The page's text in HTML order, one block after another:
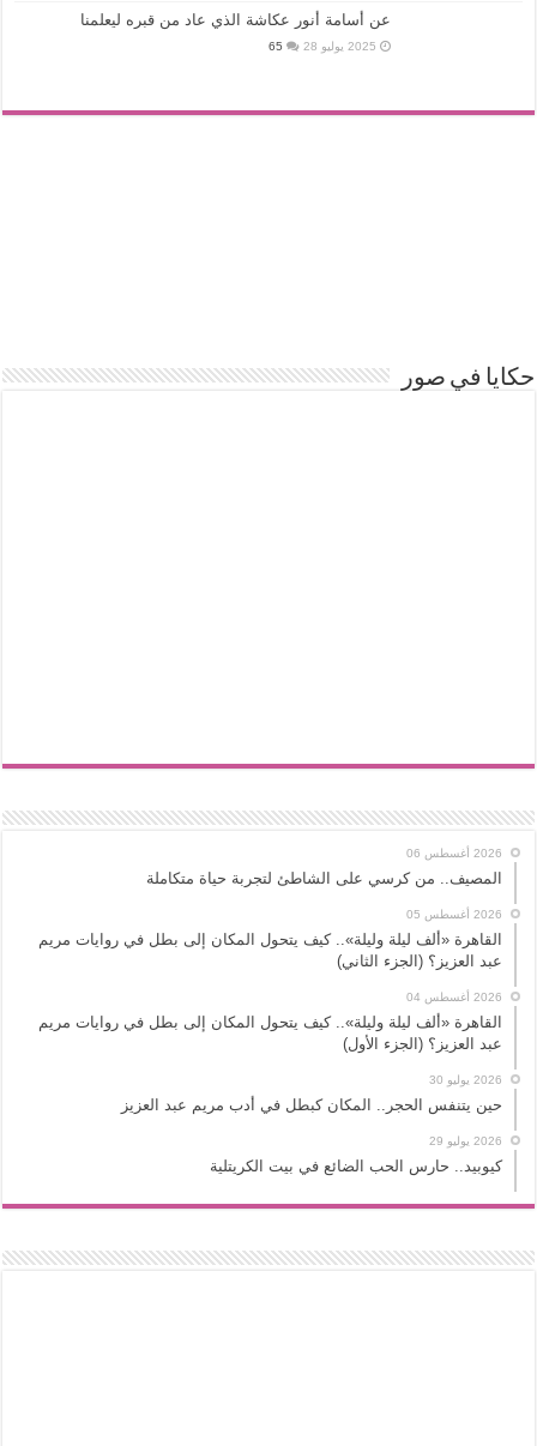
عن أسامة أنور عكاشة الذي عاد من قبره ليعلمنا
2025 يوليو 28 65
حكايا في صور
2026 أغسطس 06
المصيف.. من كرسي على الشاطئ لتجربة حياة متكاملة
2026 أغسطس 05
القاهرة «ألف ليلة وليلة».. كيف يتحول المكان إلى بطل في روايات مريم
عبد العزيز؟ (الجزء الثاني)
2026 أغسطس 04
القاهرة «ألف ليلة وليلة».. كيف يتحول المكان إلى بطل في روايات مريم
عبد العزيز؟ (الجزء الأول)
2026 يوليو 30
حين يتنفس الحجر.. المكان كبطل في أدب مريم عبد العزيز
2026 يوليو 29
كيوبيد.. حارس الحب الضائع في بيت الكريتلية